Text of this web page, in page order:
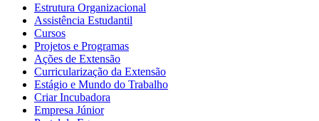
Estrutura Organizacional
Assistência Estudantil
Cursos
Projetos e Programas
Ações de Extensão
Curricularização da Extensão
Estágio e Mundo do Trabalho
Criar Incubadora
Empresa Júnior